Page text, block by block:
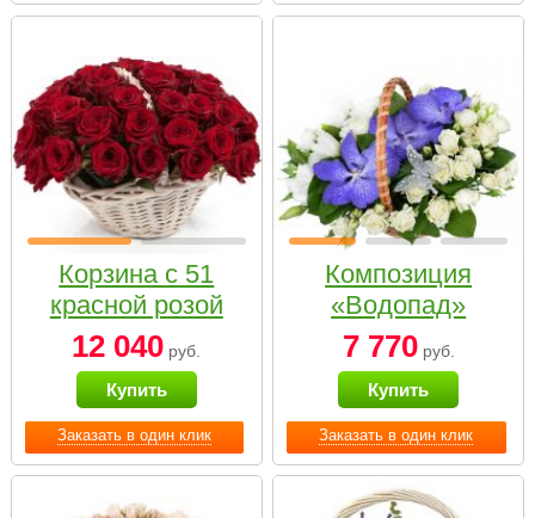
Заказать в один клик
Корзина с 51
красной розой
12 040 руб.
Купить
Заказать в один клик
Композиция
«Водопад»
7 770руб.
Купить